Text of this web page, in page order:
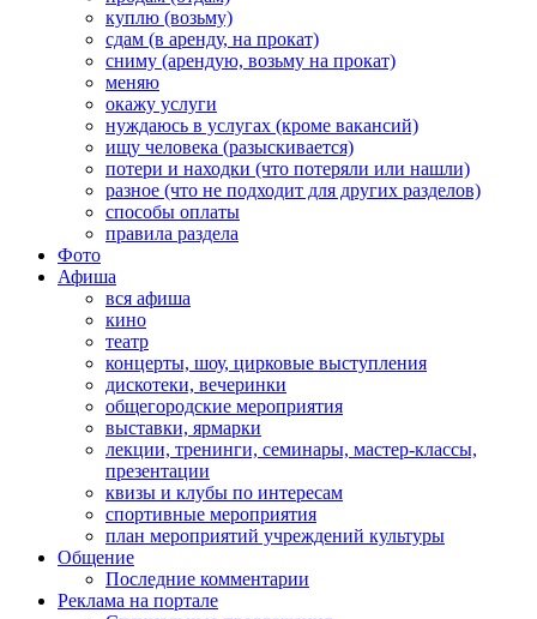
куплю (возьму)
сдам (в аренду, на прокат)
сниму (арендую, возьму на прокат)
меняю
окажу услуги
нуждаюсь в услугах (кроме вакансий)
ищу человека (разыскивается)
потери и находки (что потеряли или нашли)
разное (что не подходит для других разделов)
способы оплаты
правила раздела
Фото
Афиша
вся афиша
кино
театр
концерты, шоу, цирковые выступления
дискотеки, вечеринки
общегородские мероприятия
выставки, ярмарки
лекции, тренинги, семинары, мастер-классы,
презентации
квизы и клубы по интересам
спортивные мероприятия
план мероприятий учреждений культуры
Общение
Последние комментарии
Реклама на портале